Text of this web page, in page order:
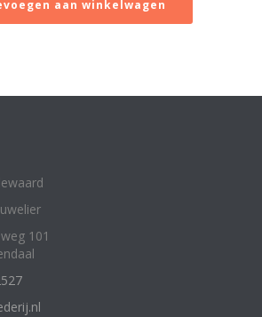
aan winkelwagen
101